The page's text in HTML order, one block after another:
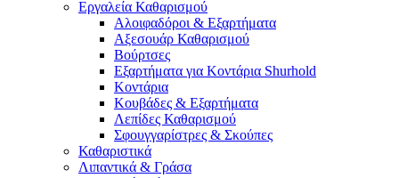
Εργαλεία Καθαρισμού
Αλοιφαδόροι & Εξαρτήματα
Αξεσουάρ Καθαρισμού
Βούρτσες
Εξαρτήματα για Κοντάρια Shurhold
Κοντάρια
Κουβάδες & Εξαρτήματα
Λεπίδες Καθαρισμού
Σφουγγαρίστρες & Σκούπες
Καθαριστικά
Λιπαντικά & Γράσα